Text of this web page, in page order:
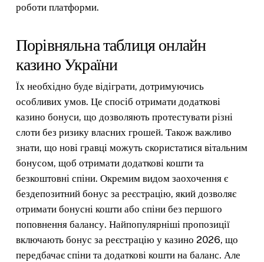
роботи платформи.
Порівняльна таблиця онлайн
казино України
Їх необхідно буде відіграти, дотримуючись
особливих умов. Це спосіб отримати додаткові
казино бонуси, що дозволяють протестувати різні
слоти без ризику власних грошей. Також важливо
знати, що нові гравці можуть скористатися вітальним
бонусом, щоб отримати додаткові кошти та
безкоштовні спіни. Окремим видом заохочення є
бездепозитний бонус за реєстрацію, який дозволяє
отримати бонусні кошти або спіни без першого
поповнення балансу. Найпопулярніші пропозиції
включають бонус за реєстрацію у казино 2026, що
передбачає спіни та додаткові кошти на баланс. Але